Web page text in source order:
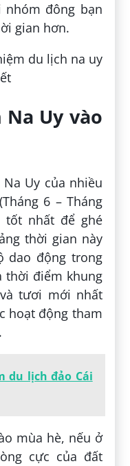
đông bạn
gian hơn.
Uy vào
Uy của nhiều
6 – Tháng
nhất để ghé
thời gian này
dao động trong
thời điểm khung
tươi mới nhất
hoạt động tham
du lịch đảo Cái
mùa hè, nếu ở
cực của đất